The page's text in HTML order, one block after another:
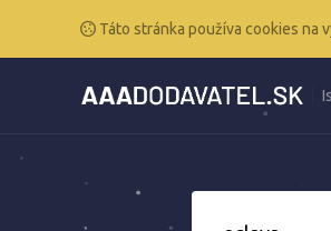
Táto stránka používa cookies na